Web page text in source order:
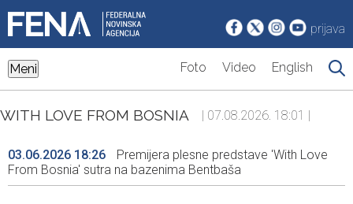
prijava
Meni Foto Video English
WITH LOVE FROM BOSNIA | 07.08.2026. 18:01 |
03.06.2026 18:26
Premijera plesne predstave 'With Love
From Bosnia' sutra na bazenima Bentbaša